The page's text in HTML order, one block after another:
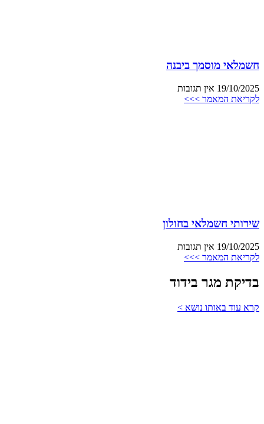
חשמלאי מוסמך ביבנה
19/10/2025 אין תגובות
לקריאת המאמר >>>
שירותי חשמלאי בחולון
19/10/2025 אין תגובות
לקריאת המאמר >>>
בדיקת מגר בידוד
קרא עוד באותו נושא >